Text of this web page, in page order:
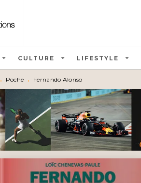
arrow_drop_down CULTURE arrow_drop_down LIFESTYLE arrow_drop_down
• Poche • Fernando Alonso